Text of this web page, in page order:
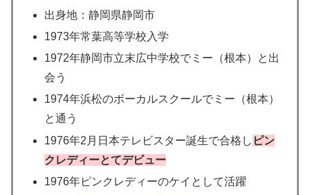
出身地：静岡県静岡市
1973年常葉高等学校入学
1972年静岡市立末広中学校でミー（根本）と出
会う
1974年浜松のボーカルスクールでミー（根本）
と通う
1976年2月日本テレビスター誕生で合格し ピン
クレディーとてデビュー
1976年ピンクレディーのケイとして活躍